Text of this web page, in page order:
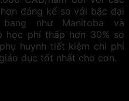
đáng kể so với bậc đại
như Manitoba và
học phí thấp hơn 30% so
huynh tiết kiệm chi phí
dục tốt nhất cho con.